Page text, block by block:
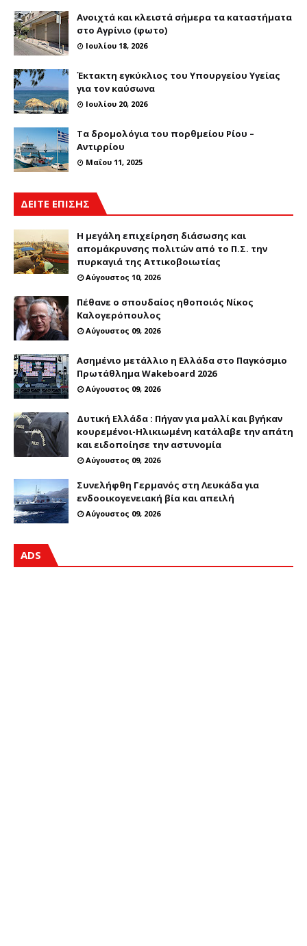
Ανοιχτά και κλειστά σήμερα τα καταστήματα
στο Αγρίνιο (φωτο)
Ιουλίου 18, 2026
Έκτακτη εγκύκλιος του Υπουργείου Υγείας
για τον καύσωνα
Ιουλίου 20, 2026
Τα δρομολόγια του πορθμείου Ρίου –
Αντιρρίου
Μαΐου 11, 2025
ΔΕΙΤΕ ΕΠΙΣΗΣ
Η μεγάλη επιχείρηση διάσωσης και
απομάκρυνσης πολιτών από το Π.Σ. την
πυρκαγιά της Αττικοβοιωτίας
Αύγουστος 10, 2026
Πέθανε ο σπουδαίος ηθοποιός Νίκος
Καλογερόπουλος
Αύγουστος 09, 2026
Ασημένιο μετάλλιο η Ελλάδα στο Παγκόσμιο
Πρωτάθλημα Wakeboard 2026
Αύγουστος 09, 2026
Δυτική Ελλάδα : Πήγαν για μαλλί και βγήκαν
κουρεμένοι-Ηλικιωμένη κατάλαβε την απάτη
και ειδοποίησε την αστυνομία
Αύγουστος 09, 2026
Συνελήφθη Γερμανός στη Λευκάδα για
ενδοοικογενειακή βία και απειλή
Αύγουστος 09, 2026
ADS